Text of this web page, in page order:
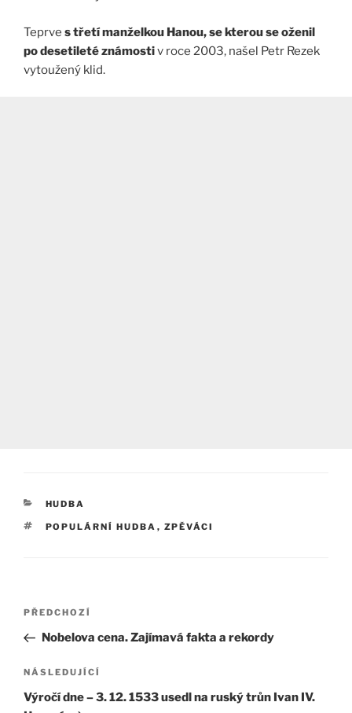
Teprve s třetí manželkou Hanou, se kterou se oženil
po desetileté známostiv roce 2003, našel Petr Rezek
vytoužený klid.
RUBRIKY
HUDBA
ŠTÍTKY
POPULÁRNÍ HUDBA , ZPĚVÁCI
Navigace
příspěvek
Předchozí
příspěvek
PŘEDCHOZÍ
Nobelova cena. Zajímavá fakta a rekordy
Následující
příspěvek
NÁSLEDUJÍCÍ
Výročí dne – 3. 12. 1533 usedl na ruský trůn Ivan IV.